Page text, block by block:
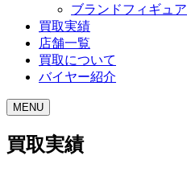
ブランドフィギュア
買取実績
店舗一覧
買取について
バイヤー紹介
MENU
買取実績